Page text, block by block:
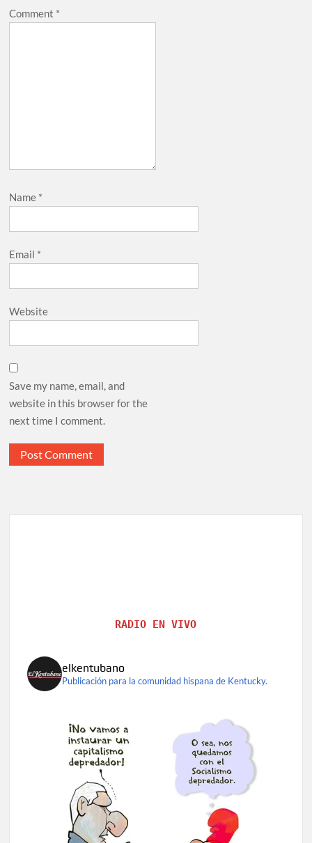
Comment *
Name *
Email *
Website
Save my name, email, and
website in this browser for the
next time I comment.
RADIO EN VIVO
elkentubano
Publicación para la comunidad hispana de Kentucky.